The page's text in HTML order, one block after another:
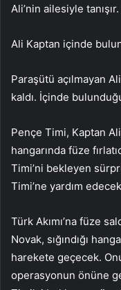
Ali’nin ailesiyle tanışır.
Ali Kaptan içinde
Paraşütü açılmayan
kaldı. İçinde
Pençe Timi, Kaptan
hangarında füze
Timi’ni bekleyen
Timi’ne yardım
Türk Akımı’na füze
Novak, sığındığı
harekete geçecek.
operasyonun önüne